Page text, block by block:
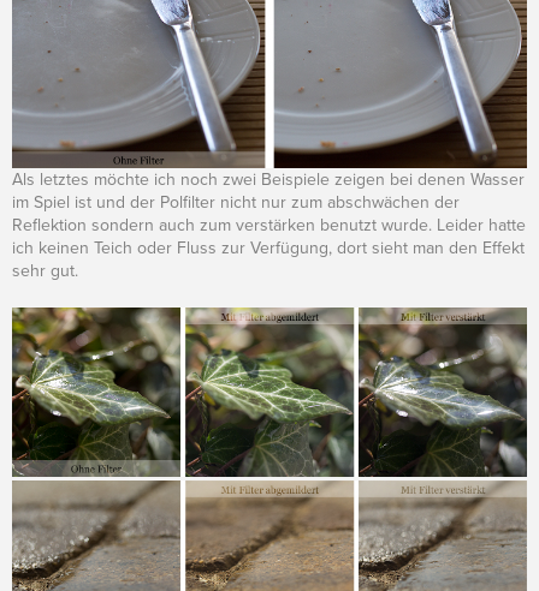
Als letztes möchte ich noch zwei Beispiele zeigen bei denen Wasser
im Spiel ist und der Polfilter nicht nur zum abschwächen der
Reflektion sondern auch zum verstärken benutzt wurde. Leider hatte
ich keinen Teich oder Fluss zur Verfügung, dort sieht man den Effekt
sehr gut.